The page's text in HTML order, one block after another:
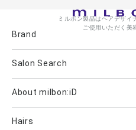
ミルボン製品はヘアデザイ
ご使用いただく美
Brand
Aujua milbon
PJOLI
Salon Search
About milbon:iD
Hairs